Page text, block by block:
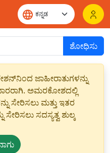
ಶೋಧಿಸು
ಜಾಹೀರಾತುಗಳನ್ನು
ಅಮರಕೋಶದಲ್ಲಿ
ಸೇರಿಸಲು ಮತ್ತು ಇತರ
ಸದಸ್ಯತ್ವ ಶುಲ್ಕ